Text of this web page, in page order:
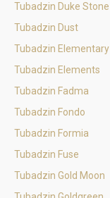
Tubadzin Duke Stone
Tubadzin Dust
Tubadzin Elementary
Tubadzin Elements
Tubadzin Fadma
Tubadzin Fondo
Tubadzin Formia
Tubadzin Fuse
Tubadzin Gold Moon